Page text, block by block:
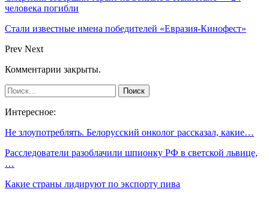
человека погибли
Стали известные имена победителей «Евразия-Кинофест»
Prev Next
Комментарии закрыты.
Интересное:
Не злоупотреблять. Белорусский онколог рассказал, какие…
Расследователи разоблачили шпионку РФ в светской львице,
…
Какие страны лидируют по экспорту пива